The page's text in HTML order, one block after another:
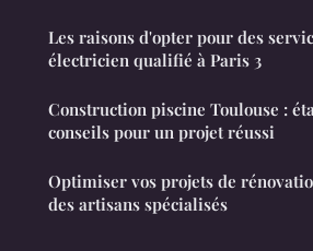
Les raisons d'opter pour des
électricien qualifié à Paris 3
Construction piscine Toulouse :
conseils pour un projet réussi
Optimiser vos projets de
des artisans spécialisés